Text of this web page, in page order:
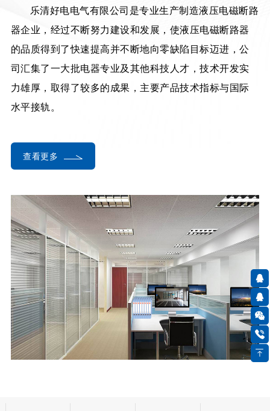
乐清好电电气有限公司是专业生产制造液压电磁断路
器企业，经过不断努力建设和发展，使液压电磁断路器
的品质得到了快速提高并不断地向零缺陷目标迈进，公
司汇集了一大批电器专业及其他科技人才，技术开发实
力雄厚，取得了较多的成果，主要产品技术指标与国际
水平接轨。
查看更多